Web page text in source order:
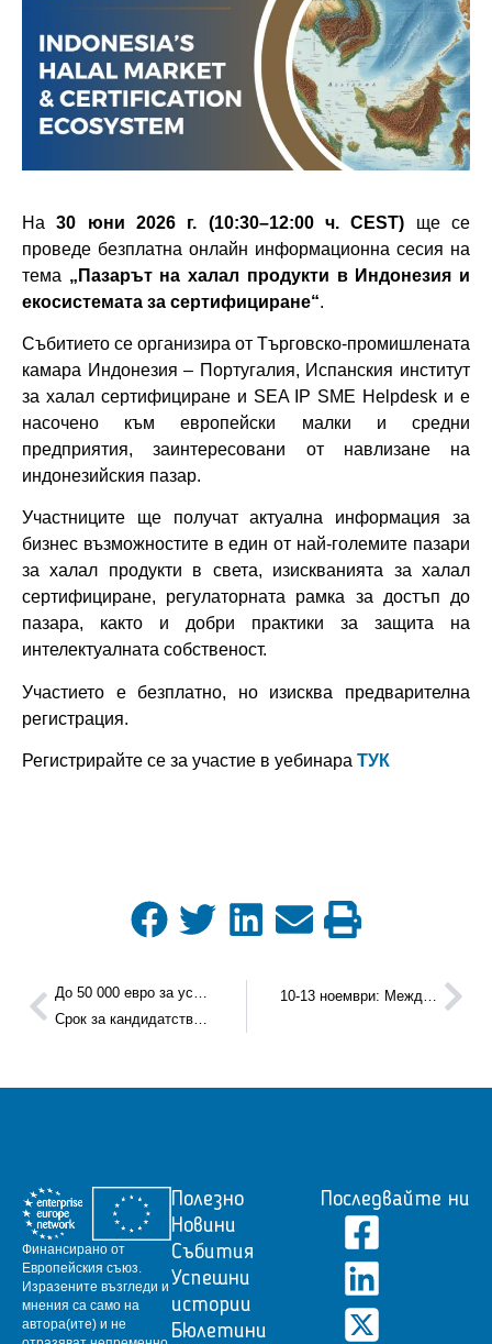
На30 юни 2026 г. (10:30–12:00 ч. CEST) ще се
проведе безплатна онлайн информационна сесия на
тема „Пазарът на халал продукти в Индонезия и
екосистемата за сертифициране“.
Събитието се организира от Търговско-промишлената
камара Индонезия – Португалия, Испанския институт
за халал сертифициране и SEA IP SME Helpdesk и е
насочено към европейски малки и средни
предприятия, заинтересовани от навлизане на
индонезийския пазар.
Участниците ще получат актуална информация за
бизнес възможностите в един от най-големите пазари
за халал продукти в света, изискванията за халал
сертифициране, регулаторната рамка за достъп до
пазара, както и добри практики за защита на
интелектуалната собственост.
Участието е безплатно, но изисква предварителна
регистрация.
Регистрирайте се за участие в уебинара ТУК
Срок за кандидатстване: 15 юни – 30 септември 2026 г.
Финансирано от
Европейския съюз.
Изразените възгледи и
мнения са само на
автора(ите) и не
Полезно
Новини
Събития
Успешни
истории
Бюлетини
Последвайте ни